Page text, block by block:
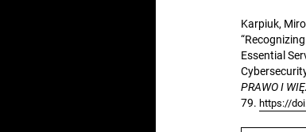
Karpiuk,
Essential
PRAWO I
79. https://